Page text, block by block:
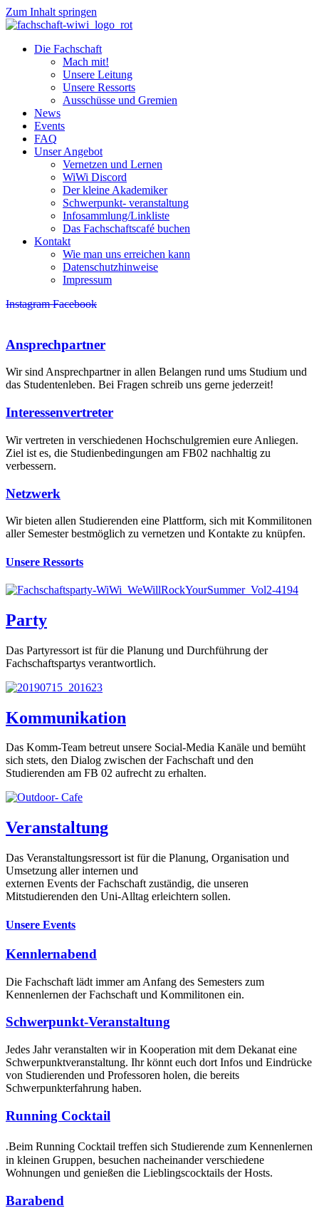
Zum Inhalt springen
Die Fachschaft
Mach mit!
Unsere Leitung
Unsere Ressorts
Ausschüsse und Gremien
News
Events
FAQ
Unser Angebot
Vernetzen und Lernen
WiWi Discord
Der kleine Akademiker
Schwerpunkt- veranstaltung
Infosammlung/Linkliste
Das Fachschaftscafé buchen
Kontakt
Wie man uns erreichen kann
Datenschutzhinweise
Impressum
Instagram Facebook
Ansprechpartner
Wir sind Ansprechpartner in allen Belangen rund ums Studium und
das Studentenleben. Bei Fragen schreib uns gerne jederzeit!
Interessenvertreter
Wir vertreten in verschiedenen Hochschulgremien eure Anliegen.
Ziel ist es, die Studienbedingungen am FB02 nachhaltig zu
verbessern.
Netzwerk
Wir bieten allen Studierenden eine Plattform, sich mit Kommilitonen
aller Semester bestmöglich zu vernetzen und Kontakte zu knüpfen.
Unsere Ressorts
Party
Das Partyressort ist für die Planung und Durchführung der
Fachschaftspartys verantwortlich.
Kommunikation
Das Komm-Team betreut unsere Social-Media Kanäle und bemüht
sich stets, den Dialog zwischen der Fachschaft und den
Studierenden am FB 02 aufrecht zu erhalten.
Veranstaltung
Das Veranstaltungsressort ist für die Planung, Organisation und
Umsetzung aller internen und
externen Events der Fachschaft zuständig, die unseren
Mitstudierenden den Uni-Alltag erleichtern sollen.
Unsere Events
Kennlernabend
Die Fachschaft lädt immer am Anfang des Semesters zum
Kennenlernen der Fachschaft und Kommilitonen ein.
Schwerpunkt-Veranstaltung
Jedes Jahr veranstalten wir in Kooperation mit dem Dekanat eine
Schwerpunktveranstaltung. Ihr könnt euch dort Infos und Eindrücke
von Studierenden und Professoren holen, die bereits
Schwerpunkterfahrung haben.
Running Cocktail
.Beim Running Cocktail treffen sich Studierende zum Kennenlernen
in kleinen Gruppen, besuchen nacheinander verschiedene
Wohnungen und genießen die Lieblingscocktails der Hosts.
Barabend